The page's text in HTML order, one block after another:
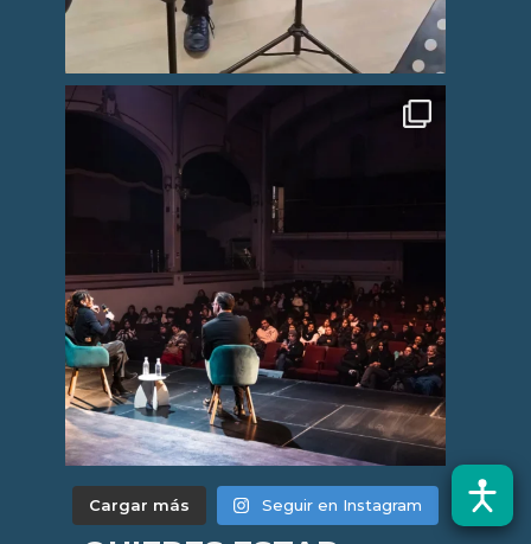
Cargar más Seguir en Instagram